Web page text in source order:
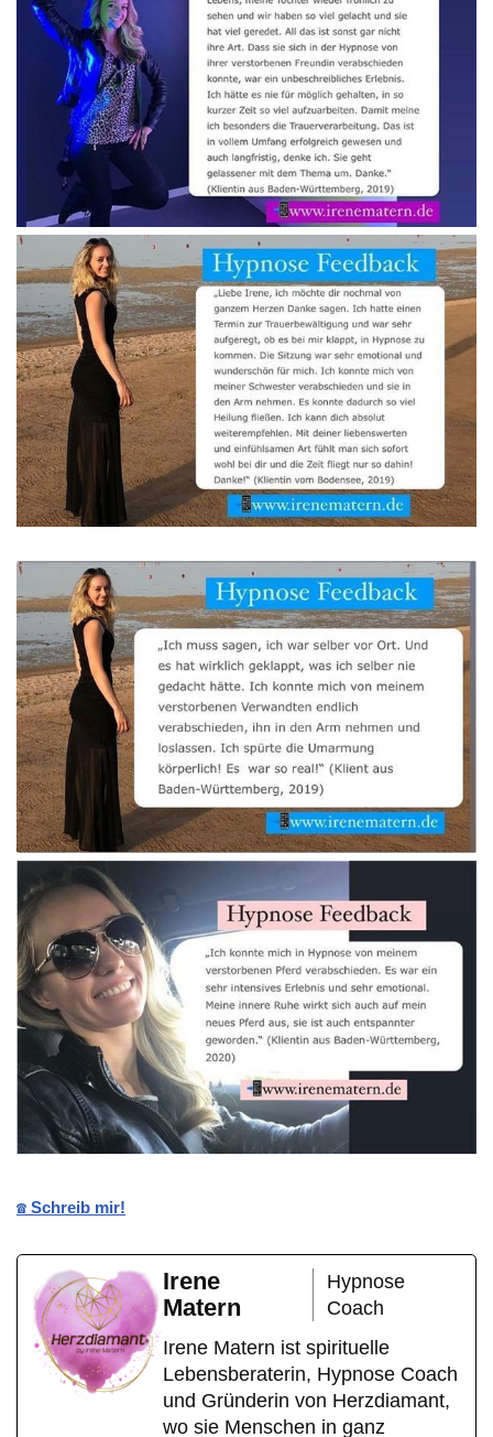
☎️ Schreib mir!
Irene
Matern
Hypnose
Coach
Irene Matern ist spirituelle
Lebensberaterin, Hypnose Coach
und Gründerin von Herzdiamant,
wo sie Menschen in ganz